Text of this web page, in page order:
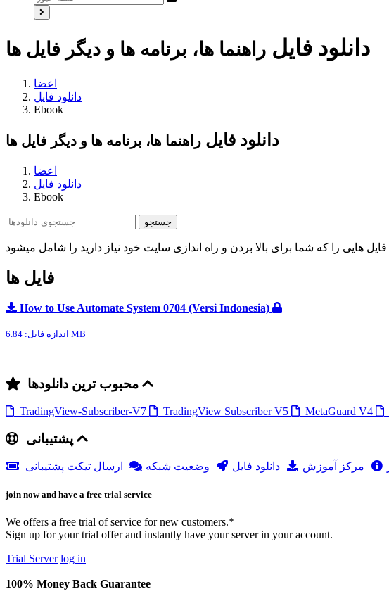
دانلود فایل راهنما ها، برنامه ها و دیگر فایل ها
اعضا
دانلود فایل
Ebook
دانلود فایل راهنما ها، برنامه ها و دیگر فایل ها
اعضا
دانلود فایل
Ebook
فایل ها
How to Use Automate System 0704 (Versi Indonesia)
اندازه فایل: 6.84 MB
TradingView-Subscriber-V7 TradingView Subscriber V5 MetaGuard V4
مرکز آموزش دانلود فایل وضعیت شبکه ارسال تیکت پشتیبانی
join now and have a free trial service
We offers a free trial of service for new customers.*
Sign up for your trial offer and instantly have your server in your account.
Trial Server log in
100% Money Back Guarantee